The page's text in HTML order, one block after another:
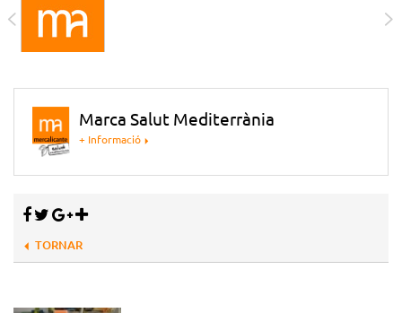
Marca Salut Mediterrània
+ Informació
TORNAR